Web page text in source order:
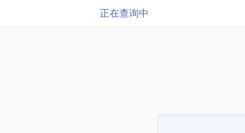
正在查询中